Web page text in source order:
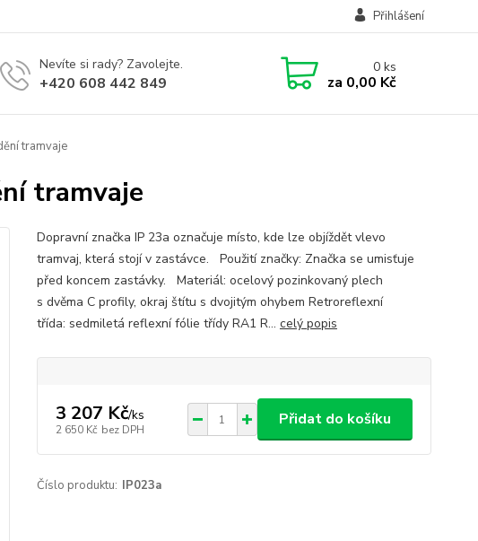
Přihlášení
Nevíte si rady? Zavolejte.
+420 608 442 849
0ks
za 0,00 Kč
tramvaje
tramvaje
Dopravní značka IP 23a označuje místo, kde lze objíždět vlevo
tramvaj, která stojí v zastávce. Použití značky: Značka se umisťuje
před koncem zastávky. Materiál: ocelový pozinkovaný plech
s dvěma C profily, okraj štítu s dvojitým ohybem Retroreflexní
třída: sedmiletá reflexní fólie třídy RA1 R... celý popis
3 207 Kč/ks
2 650 Kč bez DPH
Přidat do košíku
Číslo produktu: IP023a